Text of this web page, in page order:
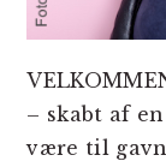
– skabt af
være til